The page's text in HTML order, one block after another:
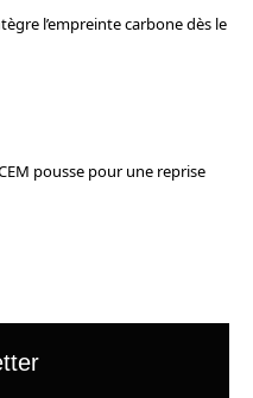
l’empreinte carbone dès le
pousse pour une reprise